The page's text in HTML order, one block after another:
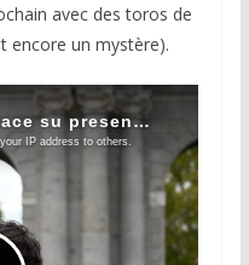
avec des toros de
encore un mystère).